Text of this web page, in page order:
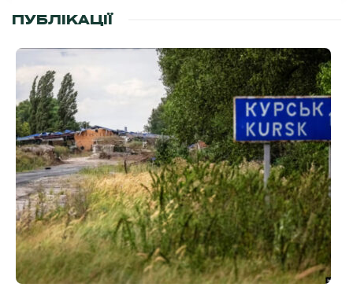
ПУБЛІКАЦІЇ